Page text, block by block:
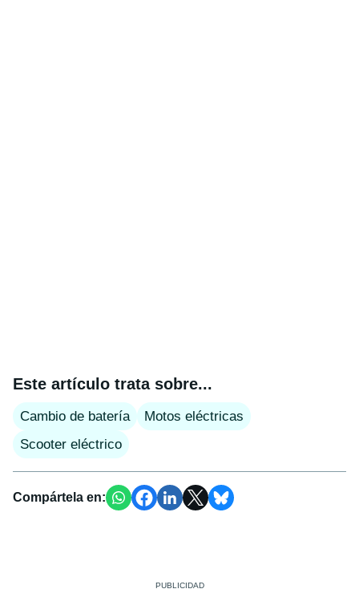
Este artículo trata sobre...
Cambio de batería
Motos eléctricas
Scooter eléctrico
Compártela en: